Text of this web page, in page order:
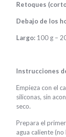
Retoques
Debajo de los
Largo: 100 g –
Instrucciones
Empieza con el
siliconas, sin
seco.
Prepara el
agua caliente